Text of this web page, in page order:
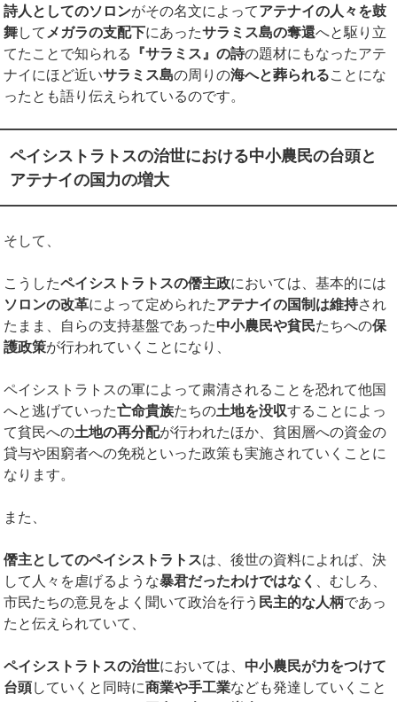
詩人としてのソロンがその名文によってアテナイの人々を鼓
舞してメガラの支配下にあったサラミス島の奪還へと駆り立
てたことで知られる
『サラミス』の詩の題材にもなったアテ
ナイにほど近いサラミス島の周りの海へと葬られることにな
ったとも語り伝えられているのです。
ペイシストラトスの治世における中小農民の台頭と
アテナイの国力の増大
そして、
こうしたペイシストラトスの僭主政においては、基本的には
ソロンの改革によって定められたアテナイの国制は維持され
たまま、自らの支持基盤であった中小農民や貧民たちへの保
護政策が行われていくことになり、
ペイシストラトスの軍によって粛清されることを恐れて他国
へと逃げていった亡命貴族たちの土地を没収することによっ
て貧民への土地の再分配が行われたほか、貧困層への資金の
貸与や困窮者への免税といった政策も実施されていくことに
なります。
また、
僭主としてのペイシストラトスは、後世の資料によれば、決
して人々を虐げるような暴君だったわけではなく
、むしろ、
市民たちの意見をよく聞いて政治を行う 民主的な人柄であっ
たと伝えられていて、
ペイシストラトスの治世においては、 中小農民が力をつけて
台頭していくと同時に商業や手工業なども発達していくこと